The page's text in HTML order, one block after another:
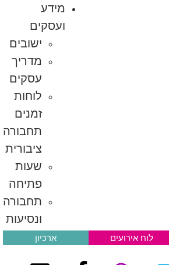
מידע
ועסקים
ישובים
מדריך
עסקים
לוחות
זמנים
תחבורה
ציבורית
שעות
פתיחה
תחבורה
ונסיעות
לוח אירועים ארכיון